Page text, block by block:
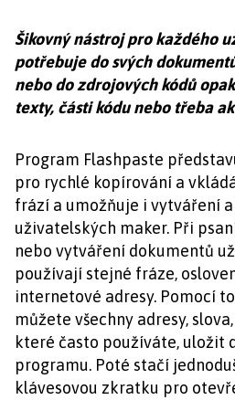
Šikovný nástroj pro každého
potřebuje do svých
nebo do zdrojových kódů
texty, části kódu nebo třeba
Program Flashpaste
pro rychlé kopírování a
frází a umožňuje i vytváření
uživatelských maker. Při
nebo vytváření dokumentů
používají stejné fráze,
internetové adresy. Pomocí
můžete všechny adresy,
které často používáte, uložit
programu. Poté stačí
klávesovou zkratku pro